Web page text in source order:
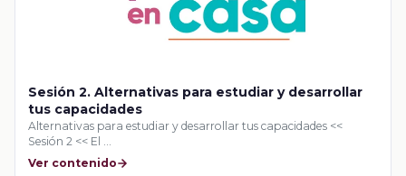
Sesión 2. Alternativas para estudiar y desarrollar
tus capacidades
Alternativas para estudiar y desarrollar tus capacidades <<
Sesión 2 << El …
Ver contenido